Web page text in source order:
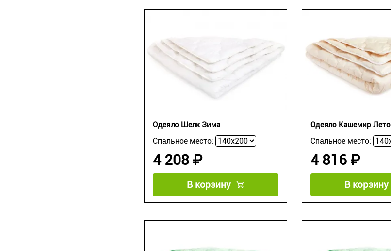
Одеяло Шелк Зима
Спальное место:
4 208 ₽
В корзину
Одеяло Кашемир Лето
Спальное место:
4 816 ₽
В корзину